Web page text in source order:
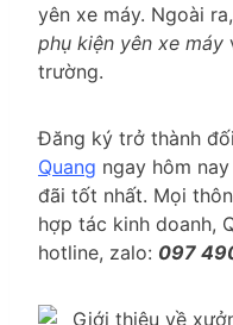
yên xe máy. Ngoài
phụ kiện yên xe máy
trường.
Đăng ký trở thành
Quang ngay hôm
đãi tốt nhất. Mọi
hợp tác kinh doanh,
hotline, zalo: 097